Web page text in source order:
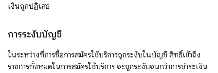
เงินถูกปฏิเสธ
การระงับบัญชี
ในระหว่างที่การซื้อการสมัครใช้บริการถูกระงับในบัญชี สิทธิ์เข้าถึง
รายการทั้งหมดในการสมัครใช้บริการ จะถูกระงับจนกว่าการชำระเงิน